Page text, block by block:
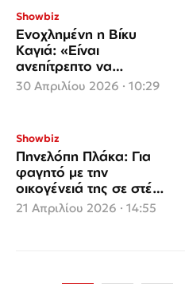
Showbiz
Ενοχλημένη η Βίκυ
Καγιά: «Είναι
ανεπίτρεπτο να
διαβάζουν τα παιδιά
μας ότι χωρίζουν οι
30 Απριλίου 2026 · 10:29
Showbiz
Πηνελόπη Πλάκα: Για
φαγητό με την
οικογένειά της σε στέκι
της Θεσσαλονίκης
21 Απριλίου 2026 · 14:55